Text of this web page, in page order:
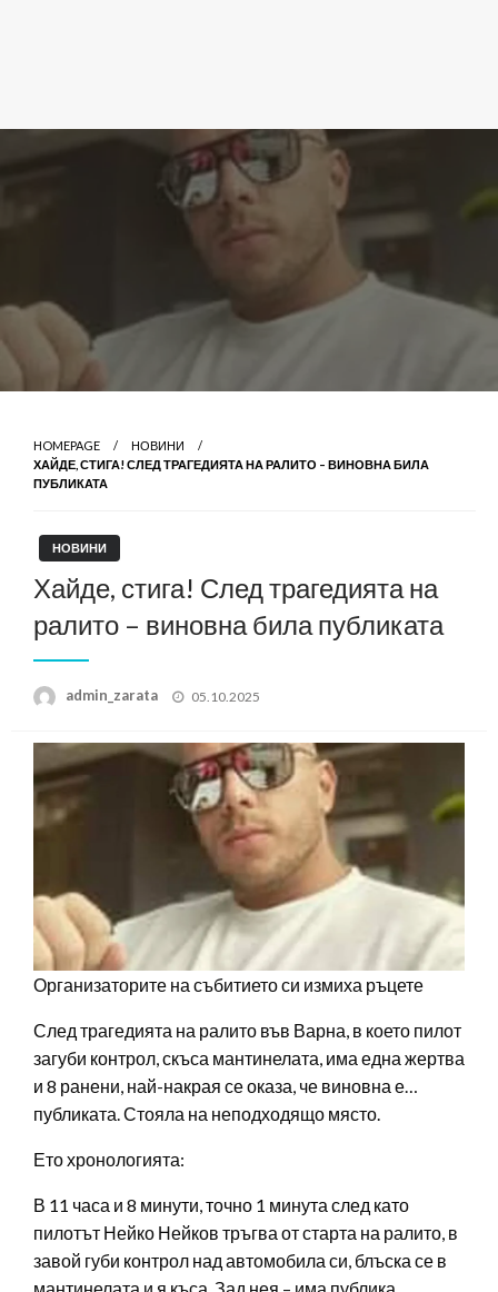
HOMEPAGE
НОВИНИ
ХАЙДЕ, СТИГА! СЛЕД ТРАГЕДИЯТА НА РАЛИТО – ВИНОВНА БИЛА
ПУБЛИКАТА
НОВИНИ
Хайде, стига! След трагедията на
ралито – виновна била публиката
admin_zarata
Posted
05.10.2025
Организаторите на събитието си измиха ръцете
След трагедията на ралито във Варна, в което пилот
загуби контрол, скъса мантинелата, има една жертва
и 8 ранени, най-накрая се оказа, че виновна е…
публиката. Стояла на неподходящо място.
Ето хронологията:
В 11 часа и 8 минути, точно 1 минута след като
пилотът Нейко Нейков тръгва от старта на ралито, в
завой губи контрол над автомобила си, блъска се в